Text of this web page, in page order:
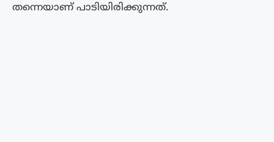
തന്നെയാണ് പാടിയിരിക്കുന്നത്.